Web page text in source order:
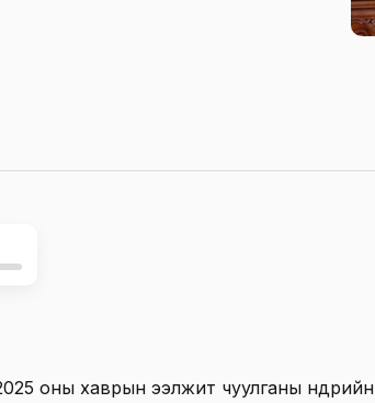
оны хаврын ээлжит чуулганы өнөөдрийн